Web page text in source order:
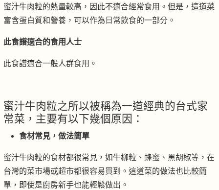
蜜汁牛肉粒的熱量較高，因此不適合經常食用。但是，這道菜
富含蛋白質和營養，可以作為日常飲食的一部分。
此食譜適合的食用人士
此食譜適合一般人群食用。
蜜汁牛肉粒之所以被稱為一道經典的台式家
常菜，主要有以下幾個原因：
食材常見，做法簡單
蜜汁牛肉粒的食材都很常見，如牛柳粒、蜂蜜、黑胡椒等，在
台灣的菜市場或超市都很容易買到。這道菜的做法也比較簡
單，即使是廚房新手也能輕鬆做出。